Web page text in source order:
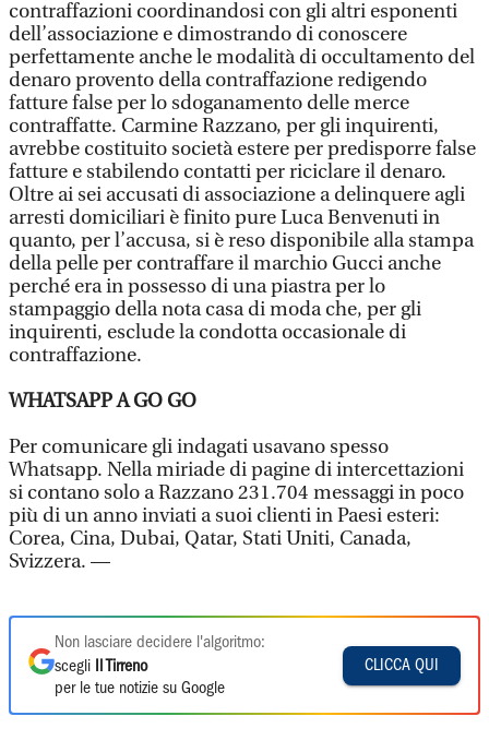
contraffazioni coordinandosi con gli altri esponenti
dell’associazione e dimostrando di conoscere
perfettamente anche le modalità di occultamento del
denaro provento della contraffazione redigendo
fatture false per lo sdoganamento delle merce
contraffatte. Carmine Razzano, per gli inquirenti,
avrebbe costituito società estere per predisporre false
fatture e stabilendo contatti per riciclare il denaro.
Oltre ai sei accusati di associazione a delinquere agli
arresti domiciliari è finito pure Luca Benvenuti in
quanto, per l’accusa, si è reso disponibile alla stampa
della pelle per contraffare il marchio Gucci anche
perché era in possesso di una piastra per lo
stampaggio della nota casa di moda che, per gli
inquirenti, esclude la condotta occasionale di
contraffazione.
WHATSAPP A GO GO
Per comunicare gli indagati usavano spesso
Whatsapp. Nella miriade di pagine di intercettazioni
si contano solo a Razzano 231.704 messaggi in poco
più di un anno inviati a suoi clienti in Paesi esteri:
Corea, Cina, Dubai, Qatar, Stati Uniti, Canada,
Svizzera. —
Non lasciare decidere l'algoritmo:
scegli
Il Tirreno
per le tue notizie su Google
CLICCA QUI